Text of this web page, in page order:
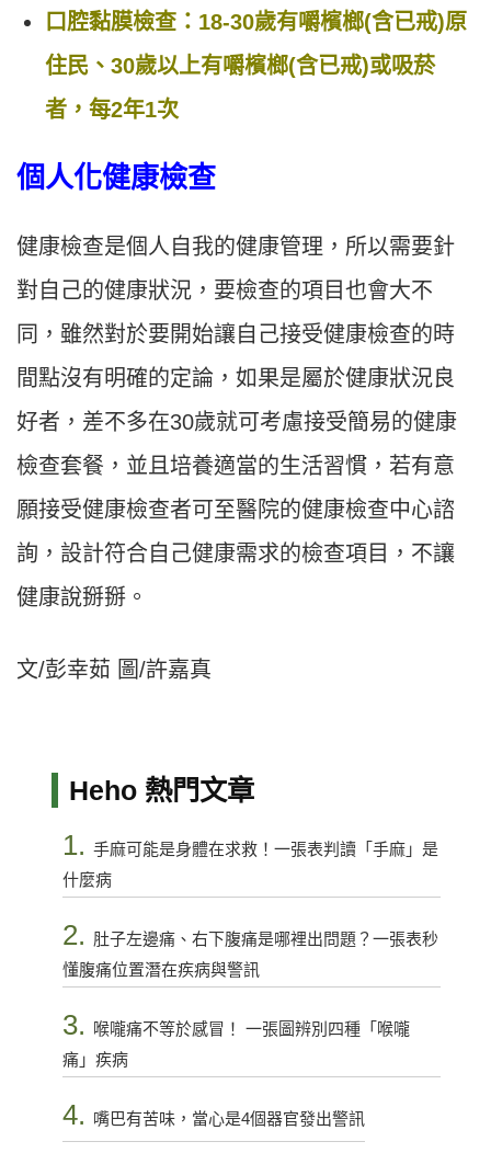
口腔黏膜檢查：18-30歲有嚼檳榔(含已戒)原
住民、30歲以上有嚼檳榔(含已戒)或吸菸
者，每2年1次
個人化健康檢查
健康檢查是個人自我的健康管理，所以需要針
對自己的健康狀況，要檢查的項目也會大不
同，雖然對於要開始讓自己接受健康檢查的時
間點沒有明確的定論，如果是屬於健康狀況良
好者，差不多在30歲就可考慮接受簡易的健康
檢查套餐，並且培養適當的生活習慣，若有意
願接受健康檢查者可至醫院的健康檢查中心諮
詢，設計符合自己健康需求的檢查項目，不讓
健康說掰掰。
文/彭幸茹 圖/許嘉真
Heho 熱門文章
1. 手麻可能是身體在求救！一張表判讀「手麻」是
什麼病
2. 肚子左邊痛、右下腹痛是哪裡出問題？一張表秒
懂腹痛位置潛在疾病與警訊
3.
喉嚨痛不等於感冒！ 一張圖辨別四種「喉嚨
痛」疾病
4. 嘴巴有苦味，當心是4個器官發出警訊